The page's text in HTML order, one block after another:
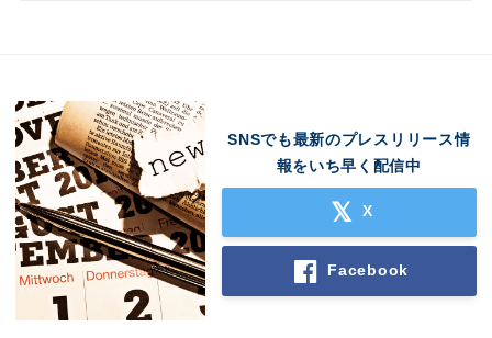
SNSでも最新のプレスリリース情
報をいち早く配信中
X
Facebook